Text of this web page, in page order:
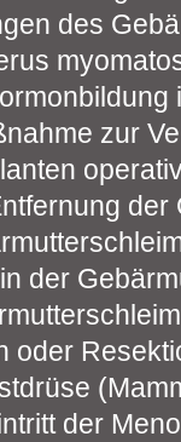
des
zur
der
der
oder
der